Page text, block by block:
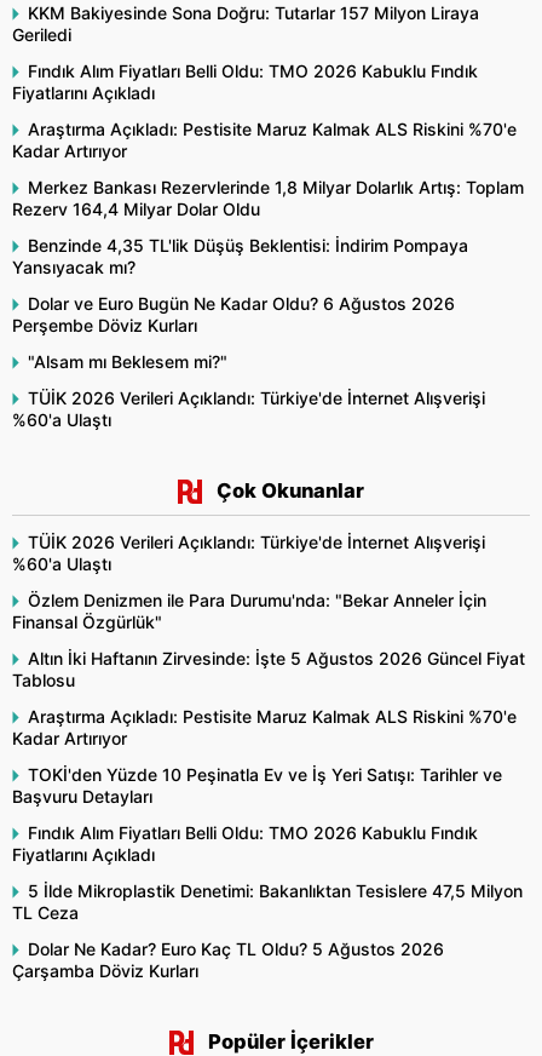
KKM Bakiyesinde Sona Doğru: Tutarlar 157 Milyon Liraya
Geriledi
Fındık Alım Fiyatları Belli Oldu: TMO 2026 Kabuklu Fındık
Fiyatlarını Açıkladı
Araştırma Açıkladı: Pestisite Maruz Kalmak ALS Riskini %70'e
Kadar Artırıyor
Merkez Bankası Rezervlerinde 1,8 Milyar Dolarlık Artış: Toplam
Rezerv 164,4 Milyar Dolar Oldu
Benzinde 4,35 TL'lik Düşüş Beklentisi: İndirim Pompaya
Yansıyacak mı?
Dolar ve Euro Bugün Ne Kadar Oldu? 6 Ağustos 2026
Perşembe Döviz Kurları
"Alsam mı Beklesem mi?"
TÜİK 2026 Verileri Açıklandı: Türkiye'de İnternet Alışverişi
%60'a Ulaştı
Çok Okunanlar
TÜİK 2026 Verileri Açıklandı: Türkiye'de İnternet Alışverişi
%60'a Ulaştı
Özlem Denizmen ile Para Durumu'nda: "Bekar Anneler İçin
Finansal Özgürlük"
Altın İki Haftanın Zirvesinde: İşte 5 Ağustos 2026 Güncel Fiyat
Tablosu
Araştırma Açıkladı: Pestisite Maruz Kalmak ALS Riskini %70'e
Kadar Artırıyor
TOKİ'den Yüzde 10 Peşinatla Ev ve İş Yeri Satışı: Tarihler ve
Başvuru Detayları
Fındık Alım Fiyatları Belli Oldu: TMO 2026 Kabuklu Fındık
Fiyatlarını Açıkladı
5 İlde Mikroplastik Denetimi: Bakanlıktan Tesislere 47,5 Milyon
TL Ceza
Dolar Ne Kadar? Euro Kaç TL Oldu? 5 Ağustos 2026
Çarşamba Döviz Kurları
Popüler İçerikler